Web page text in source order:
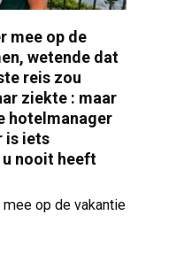
mee op de
wetende dat
reis zou
ziekte : maar
hotelmanager
is iets
nooit heeft
op de vakantie